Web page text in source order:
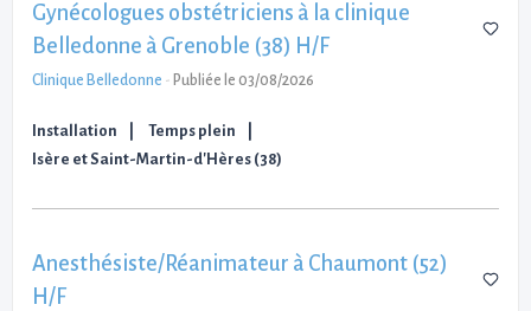
Gynécologues obstétriciens à la clinique
Belledonne à Grenoble (38) H/F
Clinique Belledonne - Publiée le 03/08/2026
Installation
Temps plein
Isère et Saint-Martin-d'Hères (38)
Anesthésiste/Réanimateur à Chaumont (52)
H/F